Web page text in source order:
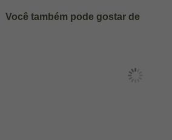
Você também pode gostar de